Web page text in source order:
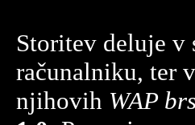
Storitev deluje
računalniku, ter
njihovih WAP